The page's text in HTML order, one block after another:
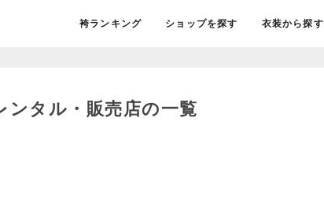
袴ランキング ショップを探す 衣装から探す
ンタル・販売店の一覧